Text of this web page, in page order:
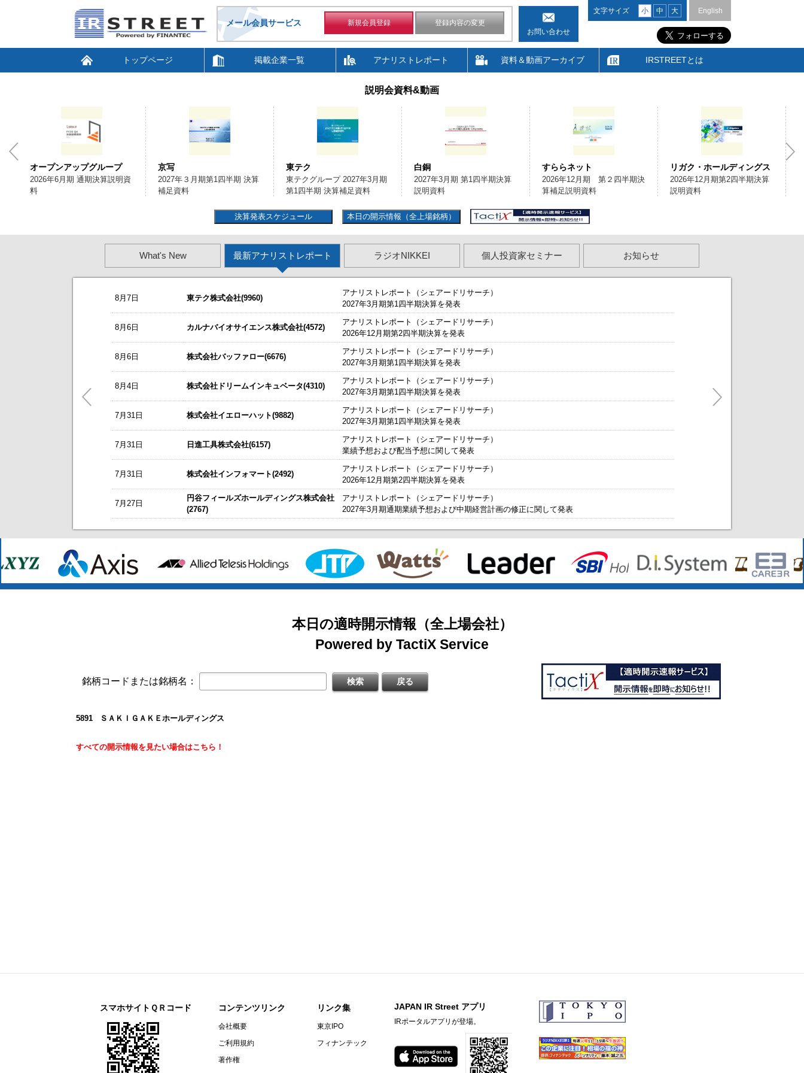
メール会員サービス 新規会員登録
登録内容の変更
お問い合わせ
文字サイズ 小 中 大 English
トップページ 掲載企業一覧 アナリストレポート 資料＆動画アーカイブ IRSTREETとは
説明会資料&動画
オープンアップグループ
2026年6月期 通期決算説明資
料
京写
2027年３月期第1四半期 決算
補足資料
東テク
東テクグループ 2027年3月期
第1四半期 決算補足資料
白銅
2027年3月期 第1四半期決算
説明資料
すららネット
2026年12月期 第２四半期決
算補足説明資料
リガク・ホールディングス
2026年12月期第2四半期決算
説明資料
決算発表スケジュール 本日の開示情報（全上場銘柄）
What's New 最新アナリストレポート ラジオNIKKEI 個人投資家セミナー お知らせ
2026/08/07 NEW
東テク(9960)
今すぐ登録
アナリストレポート（シェアードリサーチ） ： 2027年3月期第1四半期決算を発表
ＳＢＳホールディングス(2384)
今すぐ登録
レント(372A)
今すぐ登録
静銀リース株式会社との業務提携に関するお知らせ
「熊本中央センター」 新規開設のお知らせ
エプコ(2311)
自己株式の取得および自己株式立会外買付取引（ToSTNeT-３）による自己株式の買付けの決定に関するお知らせ
コーポレート・ガバナンスに関する報告書 2026/08/07
2026年6月期 通期決算説明資料
京写(6837)
2027年３月期第1四半期 決算補足資料
2027年３月期第１四半期決算短信〔日本基準〕(連結)
2027年３月期 第１四半期決算短信［日本基準］(連結)
東テクグループ 2027年3月期 第1四半期 決算補足資料
クレスコ(4674)
今すぐ登録
譲渡制限付株式報酬としての自己株式の処分の払込完了に関するお知らせ
2027年3月期 第1四半期決算説明資料
（開示事項の経過）株式会社マックビーヒル就労支援機構の株式取得に関するお知らせ
2026年12月期第２四半期（中間期）決算短信〔ＩＦＲＳ〕(連結)
エプコ(2311)
2026年12月期第2四半期決算説明資料
オカダアイヨン(6294)
自己株式の取得枠設定に関するお知らせ
8月7日 東テク株式会社(9960)
アナリストレポート（シェアードリサーチ）
2027年3月期第1四半期決算を発表
8月6日 カルナバイオサイエンス株式会社(4572)
アナリストレポート（シェアードリサーチ）
2026年12月期第2四半期決算を発表
8月6日 株式会社バッファロー(6676)
アナリストレポート（シェアードリサーチ）
2027年3月期第1四半期決算を発表
8月4日 株式会社ドリームインキュベータ(4310)
アナリストレポート（シェアードリサーチ）
2027年3月期第1四半期決算を発表
7月31日 株式会社イエローハット(9882)
アナリストレポート（シェアードリサーチ）
2027年3月期第1四半期決算を発表
7月31日 日進工具株式会社(6157)
アナリストレポート（シェアードリサーチ）
業績予想および配当予想に関して発表
7月31日 株式会社インフォマート(2492)
アナリストレポート（シェアードリサーチ）
2026年12月期第2四半期決算を発表
7月27日
円谷フィールズホールディングス株式会社
(2767)
アナリストレポート（シェアードリサーチ）
2027年3月期通期業績予想および中期経営計画の修正に関して発表
これまで開催した、個人投資家向けIRセミナーやオンラインIRセミナーの内容を動画にてご覧いただけます。
今後のスケジュールにつきましては、こちらよりご確認ください。
お知らせ
8/3 カバー(5253)の掲載を開始いたしました。 今すぐ登録
8/3日本テクノ・ラボ(3849)の掲載を開始いたしました。
5/21 梅の花グループ(7604)の掲載を開始いたしました。 今すぐ登録
【ニュースリリース】「WEB海外IRサービス」提供開始！ ～海外機関投資家とのWEBスモールミーティングをアレンジします！～
【ご提案書】戦略的グローバルＩＲのご提案
新規掲載企業
掲載開始日：8/3
カバー（5253：グロース）
掲載開始日：7/1
ゴルフ・ドゥ（3032：ネクスト）
掲載開始日：5/21
梅の花グループ（7604：スタンダード）
本日の適時開示情報（全上場会社）
Powered by TactiX Service
銘柄コードまたは銘柄名：
5891 ＳＡＫＩＧＡＫＥホールディングス
すべての開示情報を見たい場合はこちら！
スマホサイトＱＲコード コンテンツリンク
会社概要
ご利用規約
著作権
リンク集
東京IPO
フィナンテック
JAPAN IR Street アプリ
IRポータルアプリが登場。